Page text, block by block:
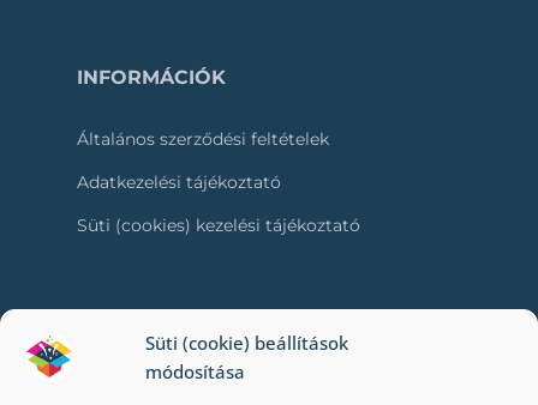
Süti (cookie) beállítások
módosítása
INFORMÁCIÓK
Általános szerződési feltételek
Adatkezelési tájékoztató
Süti (cookies) kezelési tájékoztató
RÓLUNK